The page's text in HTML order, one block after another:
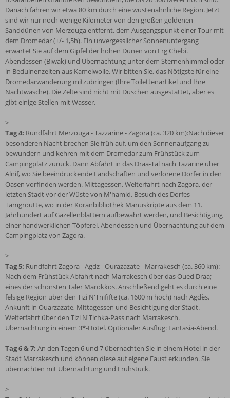
Danach fahren wir etwa 80 km durch eine wüstenähnliche Region. Jetzt
sind wir nur noch wenige Kilometer von den großen goldenen
Sanddünen von Merzouga entfernt, dem Ausgangspunkt einer Tour mit
dem Dromedar (+/- 1,5h). Ein unvergesslicher Sonnenuntergang
erwartet Sie auf dem Gipfel der hohen Dünen von Erg Chebi.
Abendessen (Biwak) und Übernachtung unter dem Sternenhimmel oder
in Beduinenzelten aus Kamelwolle. Wir bitten Sie, das Nötigste für eine
Dromedarwanderung mitzubringen (Ihre Toilettenartikel und Ihre
Nachtwäsche). Die Zelte sind nicht mit Duschen ausgestattet, aber es
gibt einige Stellen mit Wasser.
>
Tag 4: Rundfahrt Merzouga - Tazzarine - Zagora (ca. 320 km):Nach dieser
besonderen Nacht brechen Sie früh auf, um den Sonnenaufgang zu
bewundern und kehren mit dem Dromedar zum Frühstück zum
Campingplatz zurück. Dann Abfahrt in das Draa-Tal nach Tazarine über
Alnif, wo Sie beeindruckende Landschaften und verlorene Dörfer in den
Oasen vorfinden werden. Mittagessen. Weiterfahrt nach Zagora, der
letzten Stadt vor der Wüste von M'hamid. Besuch des Dorfes
Tamgroutte, wo in der Koranbibliothek Manuskripte aus dem 11.
Jahrhundert auf Gazellenblättern aufbewahrt werden, und Besichtigung
einer handwerklichen Töpferei. Abendessen und Übernachtung auf dem
Campingplatz von Zagora.
>
Tag 5: Rundfahrt Zagora - Agdz - Ourazazate - Marrakesch (ca. 360 km):
Nach dem Frühstück Abfahrt nach Marrakesch über das Oued Draa;
eines der schönsten Täler Marokkos. Anschließend geht es durch eine
felsige Region über den Tizi N'Tnififte (ca. 1600 m hoch) nach Agdès.
Ankunft in Ouarzazate, Mittagessen und Besichtigung der Stadt.
Weiterfahrt über den Tizi N'Tichka-Pass nach Marrakesch.
Übernachtung in einem 3*-Hotel. Optionaler Ausflug: Fantasia-Abend.
Tag 6 & 7: An den Tagen 6 und 7 übernachten Sie in einem Hotel in der
Stadt Marrakesch und können diese auf eigene Faust erkunden. Sie
übernachten mit Übernachtung und Frühstück.
>